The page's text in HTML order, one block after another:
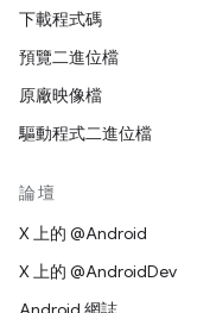
下載程式碼
預覽二進位檔
原廠映像檔
驅動程式二進位檔
論壇
X 上的 @Android
X 上的 @AndroidDev